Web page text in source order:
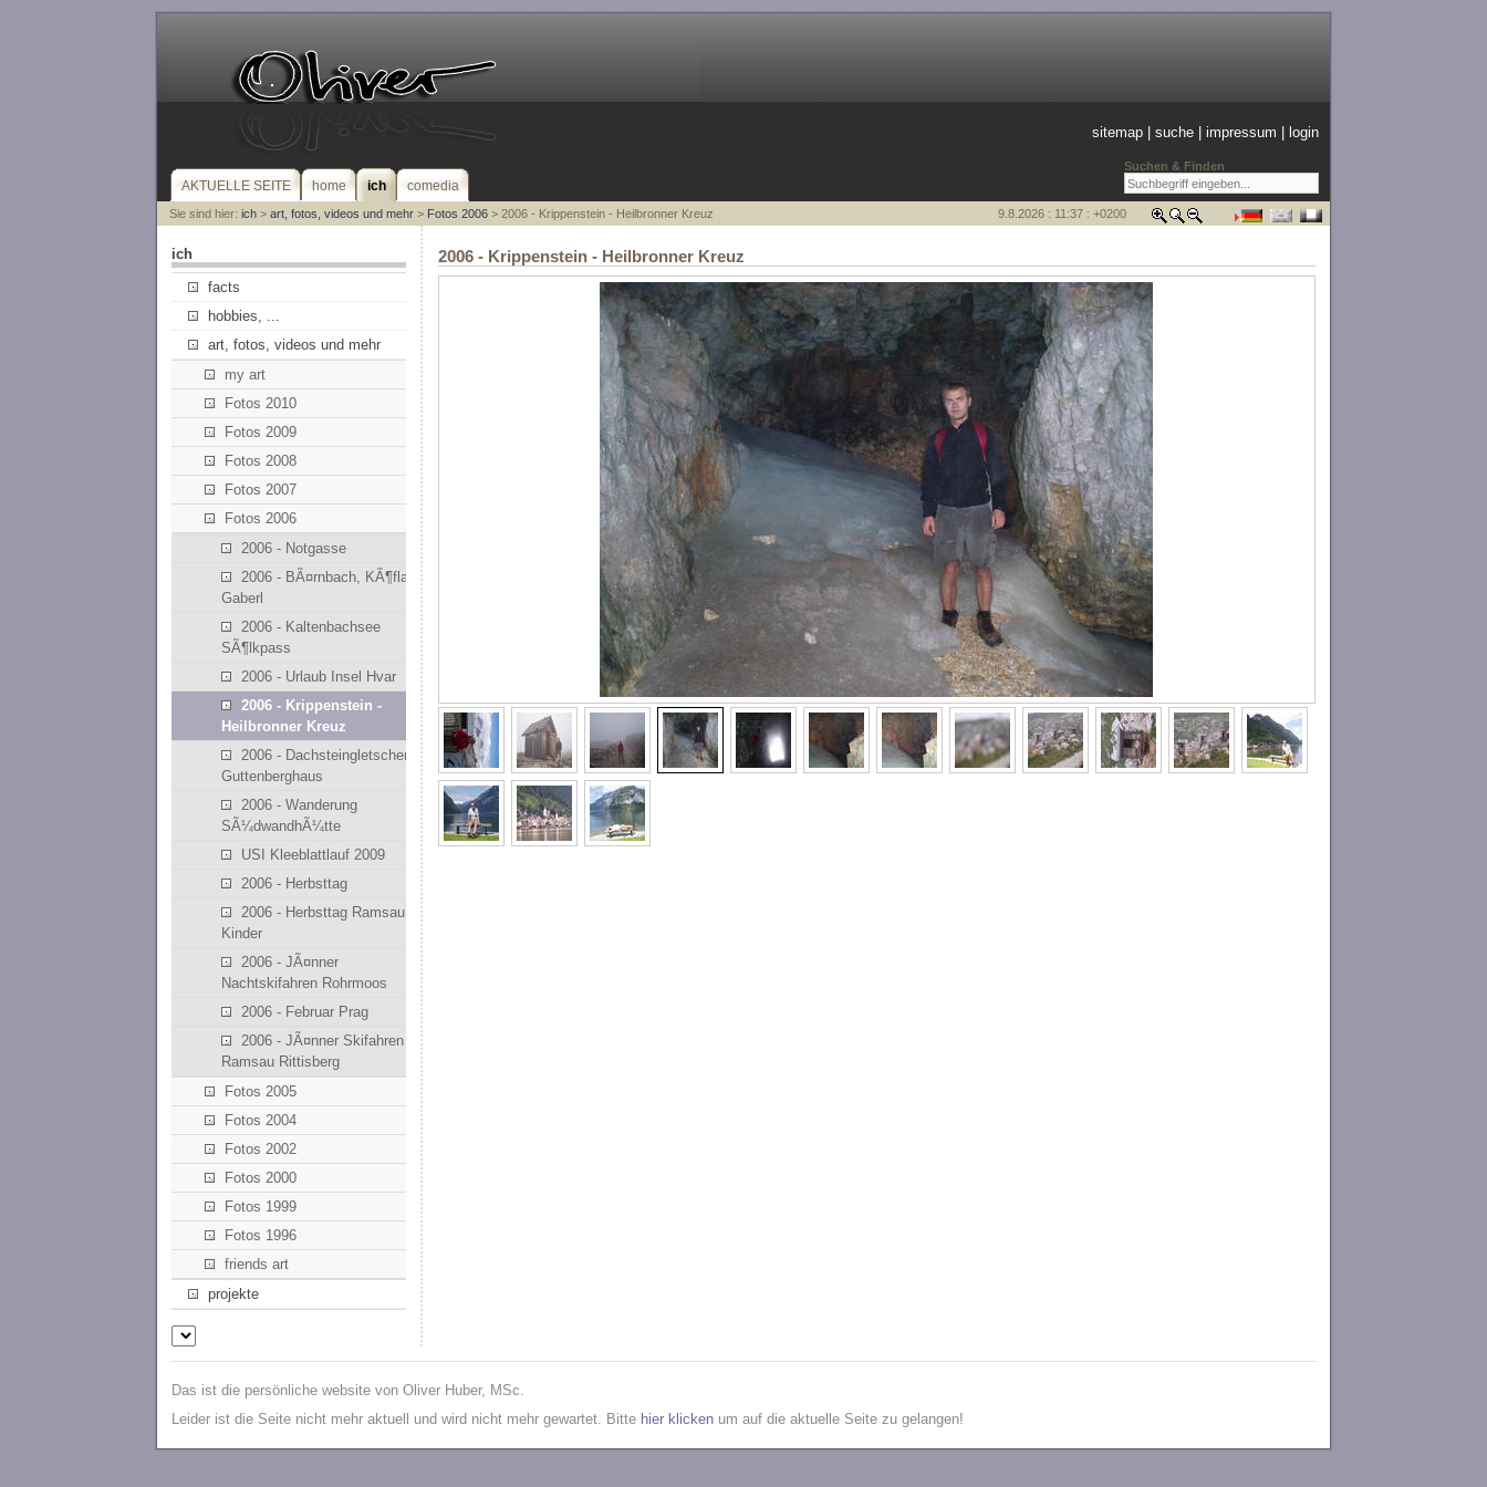
Suchen & Finden
sitemap |suche |impressum login
AKTUELLE SEITE home ich comedia
Sie sind hier: ich> art, fotos, videos und mehr> Fotos 2006> 2006 - Krippenstein - Heilbronner Kreuz 9.8.2026 : 11:37 : +0200
ich
facts
hobbies, ...
art, fotos, videos und mehr
my art
Fotos 2010
Fotos 2009
Fotos 2008
Fotos 2007
Fotos 2006
2006 - Notgasse
2006 - BÃ¤rnbach, KÃ¶flach,
Gaberl
2006 - Kaltenbachsee
SÃ¶lkpass
2006 - Urlaub Insel Hvar
2006 - Krippenstein -
Heilbronner Kreuz
2006 - Dachsteingletscher,
Guttenberghaus
2006 - Wanderung
SÃ¼dwandhÃ¼tte
USI Kleeblattlauf 2009
2006 - Herbsttag
2006 - Herbsttag Ramsau mit
Kinder
2006 - JÃ¤nner
Nachtskifahren Rohrmoos
2006 - Februar Prag
2006 - JÃ¤nner Skifahren
Ramsau Rittisberg
Fotos 2005
Fotos 2004
Fotos 2002
Fotos 2000
Fotos 1999
Fotos 1996
friends art
projekte
2006 - Krippenstein - Heilbronner Kreuz
Das ist die persönliche website von Oliver Huber, MSc.
Leider ist die Seite nicht mehr aktuell und wird nicht mehr gewartet. Bitte hier klicken um auf die aktuelle Seite zu gelangen!